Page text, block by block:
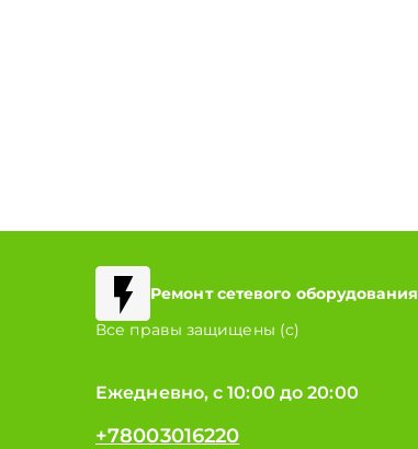
Ремонт сетевого оборудования
Все правы защищены (с)
Ежедневно, с 10:00 до 20:00
+78003016220